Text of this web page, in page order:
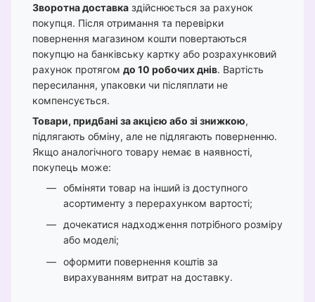
Зворотна доставка здійснюється за рахунок
покупця. Після отримання та перевірки
повернення магазином кошти повертаються
покупцю на банківську картку або розрахунковий
рахунок протягом до 10 робочих днів. Вартість
пересилання, упаковки чи післяплати не
компенсується.
Товари, придбані за акцією або зі знижкою,
підлягають обміну, але не підлягають поверненню.
Якщо аналогічного товару немає в наявності,
покупець може:
обміняти товар на інший із доступного
асортименту з перерахунком вартості;
дочекатися надходження потрібного розміру
або моделі;
оформити повернення коштів за
вирахуванням витрат на доставку.